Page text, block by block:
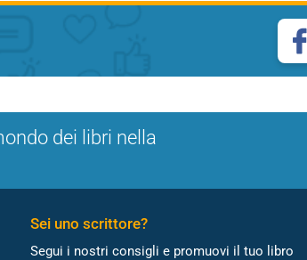
dei libri nella
Sei uno scrittore?
Segui i nostri consigli e promuovi il tuo libro